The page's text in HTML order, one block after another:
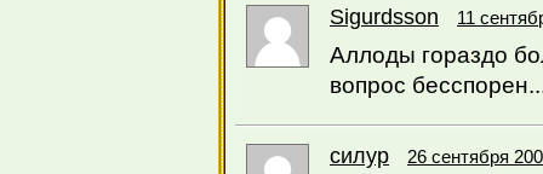
Sigurdsson 11
Аллоды гораздо
вопрос
силур 26 сентября